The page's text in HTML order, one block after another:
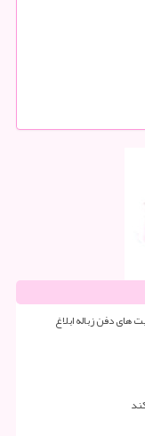
های دفن زباله ابلاغ